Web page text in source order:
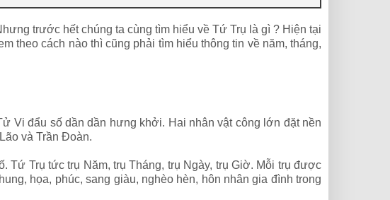
trước hết chúng ta cùng tìm hiểu về Tứ Trụ là gì ? Hiện tại
theo cách nào thì cũng phải tìm hiểu thông tin về năm, tháng,
Vi đẩu số dần dần hưng khởi. Hai nhân vật công lớn đặt nền
và Trần Đoàn.
Tứ Trụ tức trụ Năm, trụ Tháng, trụ Ngày, trụ Giờ. Mỗi trụ được
họa, phúc, sang giàu, nghèo hèn, hôn nhân gia đình trong